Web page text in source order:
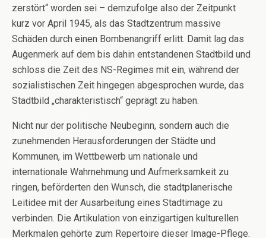
zerstört“ worden sei – demzufolge also der Zeitpunkt
kurz vor April 1945, als das Stadtzentrum massive
Schäden durch einen Bombenangriff erlitt. Damit lag das
Augenmerk auf dem bis dahin entstandenen Stadtbild und
schloss die Zeit des NS-Regimes mit ein, während der
sozialistischen Zeit hingegen abgesprochen wurde, das
Stadtbild „charakteristisch“ geprägt zu haben.
Nicht nur der politische Neubeginn, sondern auch die
zunehmenden Herausforderungen der Städte und
Kommunen, im Wettbewerb um nationale und
internationale Wahrnehmung und Aufmerksamkeit zu
ringen, beförderten den Wunsch, die stadtplanerische
Leitidee mit der Ausarbeitung eines Stadtimage zu
verbinden. Die Artikulation von einzigartigen kulturellen
Merkmalen gehörte zum Repertoire dieser Image-Pflege.